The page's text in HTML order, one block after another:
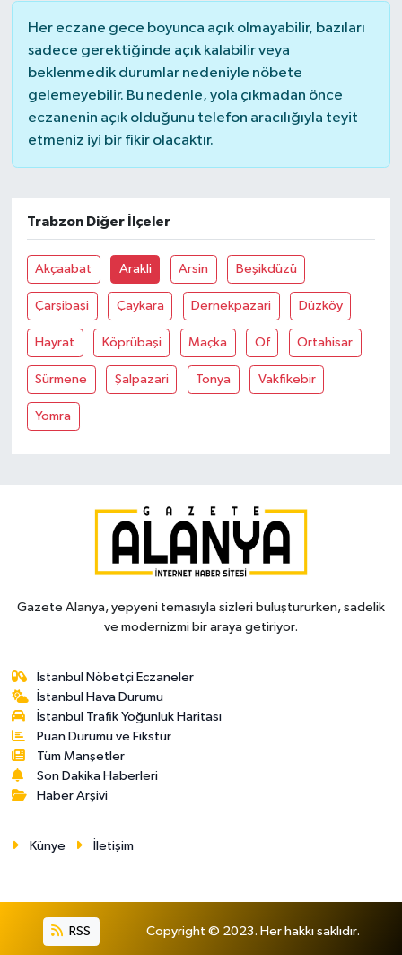
Her eczane gece boyunca açık olmayabilir, bazıları
sadece gerektiğinde açık kalabilir veya
beklenmedik durumlar nedeniyle nöbete
gelemeyebilir. Bu nedenle, yola çıkmadan önce
eczanenin açık olduğunu telefon aracılığıyla teyit
etmeniz iyi bir fikir olacaktır.
Trabzon Diğer İlçeler
Akçaabat Arakli Arsin Beşikdüzü
Çarşibaşi Çaykara Dernekpazari Düzköy
Hayrat Köprübaşi Maçka Of Ortahisar
Sürmene Şalpazari Tonya Vakfikebir
Yomra
Gazete Alanya, yepyeni temasıyla sizleri buluştururken, sadelik
ve modernizmi bir araya getiriyor.
İstanbul Nöbetçi Eczaneler
İstanbul Hava Durumu
İstanbul Trafik Yoğunluk Haritası
Puan Durumu ve Fikstür
Tüm Manşetler
Son Dakika Haberleri
Haber Arşivi
Künye İletişim
RSS Copyright © 2023. Her hakkı saklıdır.